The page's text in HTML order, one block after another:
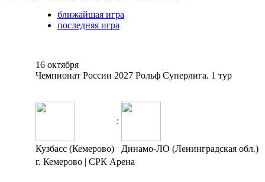
ближайшая игра
последняя игра
16 октября
Чемпионат России 2027 Рольф Суперлига. 1 тур
:
Кузбасс (Кемерово)
Динамо-ЛО (Ленинградская обл.)
г. Кемерово | СРК Арена